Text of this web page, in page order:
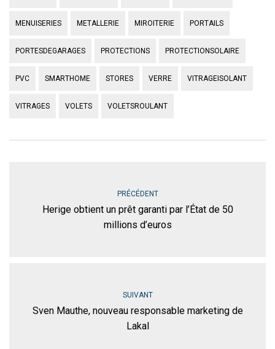
MENUISERIES METALLERIE MIROITERIE PORTAILS
PORTESDEGARAGES PROTECTIONS PROTECTIONSOLAIRE
PVC SMARTHOME STORES VERRE VITRAGEISOLANT
VITRAGES VOLETS VOLETSROULANT
PRÉCÉDENT
Herige obtient un prêt garanti par l’État de 50
millions d’euros
SUIVANT
Sven Mauthe, nouveau responsable marketing de
Lakal